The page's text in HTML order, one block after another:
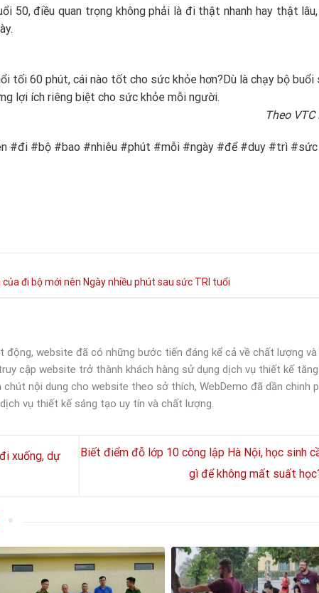
50, điều quan trọng không phải là đi thật nhanh hay thật
tối 60 phút, cái nào tốt cho sức khỏe hơn?Dù là chạy bộ buổi
lợi ích riêng biệt cho sức khỏe mỗi người.
Theo VTC
#đi #bộ #bao #nhiêu #phút #mỗi #ngày #để #duy #trì #sức
của đi bộmới nên Ngàynhiều phút sau sức TRI tuổi
động, website đã có những bước tiến đáng kể cả về chất lượng và
cập website trở thành khách hàng sử dụng dịch vụ thiết kế
chút nội dung cho website theo sở thích, WebDemo đã dần chinh
vụ thiết kế sáng tạo uy tín và chất lượng.
xuống, dự
Biết điểm đỗ lớp 10 công lập Hà Nội, học sinh
gì để không mất suất